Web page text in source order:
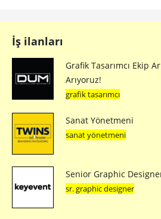
İş ilanları
Grafik Tasarımcı Ekip
Arıyoruz!
grafik tasarımcı
Sanat Yönetmeni
sanat yönetmeni
Senior Graphic
sr. graphic designer